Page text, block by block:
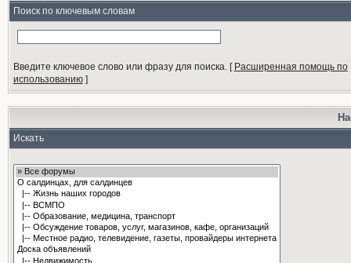
Поиск по ключевым словам
Введите ключевое слово или фразу для поиска.[ Расширенная помощь по
использованию]
Искать